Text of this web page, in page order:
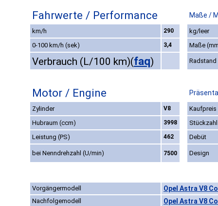
Fahrwerte / Performance Maße /
km/h 290
kg/leer
0-100 km/h (sek)
3,4 Maße
Verbrauch (L/100 km)(faq) Radstand
Motor / Engine
Zylinder V8
Kaufpreis
Hubraum (ccm)
3998
Stückzahl
Leistung (PS)
462 Debüt
bei Nenndrehzahl (U/min) 7500 Design
Vorgängermodell Opel Astra V8
Nachfolgemodell Opel Astra V8